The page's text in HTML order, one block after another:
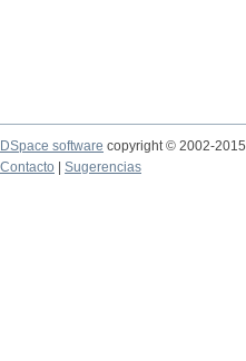
DSpace software copyright © 2002-2015
Contacto
Sugerencias